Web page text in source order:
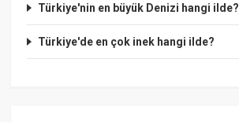
Türkiye'nin en büyük Denizi hangi ilde?
Türkiye'de en çok inek hangi ilde?